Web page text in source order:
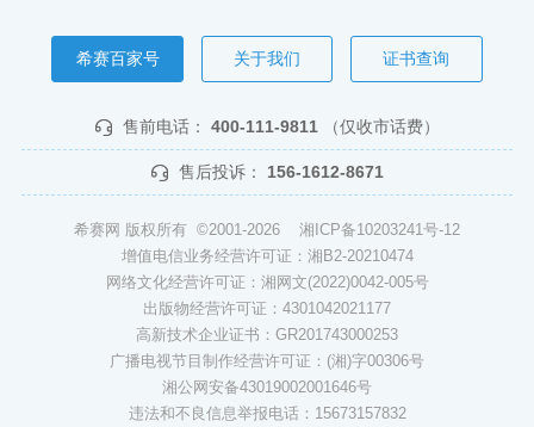
希赛百家号 关于我们 证书查询
售前电话： 400-111-9811 （仅收市话费）
售后投诉： 156-1612-8671
希赛网 版权所有 ©2001-2026 湘ICP备10203241号-12
增值电信业务经营许可证：湘B2-20210474
网络文化经营许可证：湘网文(2022)0042-005号
出版物经营许可证：4301042021177
高新技术企业证书：GR201743000253
广播电视节目制作经营许可证：(湘)字00306号
湘公网安备43019002001646号
违法和不良信息举报电话：15673157832